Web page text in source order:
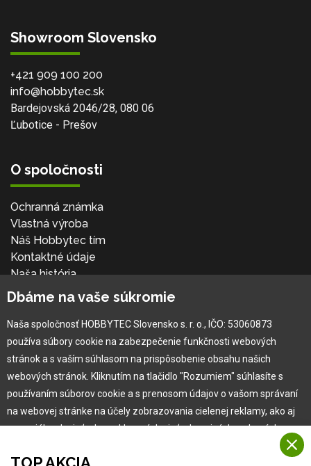
Showroom Slovensko
+421 909 100 200
info@hobbytec.sk
Bardejovská 2046/28, 080 06
Ľubotice - Prešov
O spoločnosti
Ochranná známka
Vlastná výroba
Náš Hobbytec tím
Kontaktné údaje
Naša história
Kariéra
Pre zákazníka
Garancia najlepšej ceny
Užívateľský manuál
Obchodné podmienky
Zákazník & partner
Novinky
Dbáme na vaše súkromie
Naša spoločnosť HOBBYTEC Slovensko s. r. o., IČO: 53060873
používa súbory cookie na zabezpečenie funkčnosti webových
stránok a s vaším súhlasom na prispôsobenie obsahu našich
webových stránok. Kliknutím na tlačidlo "Rozumiem" súhlasíte s
používaním súborov cookie a s prenosom údajov o vašom správaní
na webovej stránke na účely zobrazovania cielenej reklamy, ako aj
na sociálnych sieťach a reklamných sieťach na iných webových